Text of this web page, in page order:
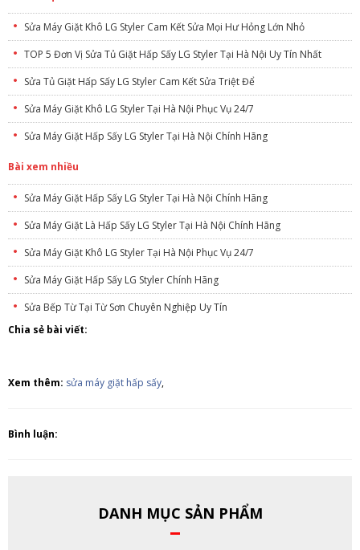
Sửa Máy Giặt Khô LG Styler Cam Kết Sửa Mọi Hư Hỏng Lớn Nhỏ
TOP 5 Đơn Vị Sửa Tủ Giặt Hấp Sấy LG Styler Tại Hà Nội Uy Tín Nhất
Sửa Tủ Giặt Hấp Sấy LG Styler Cam Kết Sửa Triệt Để
Sửa Máy Giặt Khô LG Styler Tại Hà Nội Phục Vụ 24/7
Sửa Máy Giặt Hấp Sấy LG Styler Tại Hà Nội Chính Hãng
Bài xem nhiều
Sửa Máy Giặt Hấp Sấy LG Styler Tại Hà Nội Chính Hãng
Sửa Máy Giặt Là Hấp Sấy LG Styler Tại Hà Nội Chính Hãng
Sửa Máy Giặt Khô LG Styler Tại Hà Nội Phục Vụ 24/7
Sửa Máy Giặt Hấp Sấy LG Styler Chính Hãng
Sửa Bếp Từ Tại Từ Sơn Chuyên Nghiệp Uy Tín
Chia sẻ bài viết:
Xem thêm: sửa máy giặt hấp sấy,
Bình luận:
DANH MỤC SẢN PHẨM